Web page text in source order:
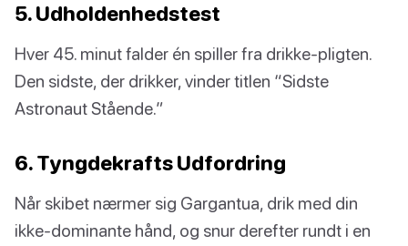
5. Udholdenhedstest
Hver 45. minut falder én spiller fra drikke-pligten.
Den sidste, der drikker, vinder titlen “Sidste
Astronaut Stående.”
6. Tyngdekrafts Udfordring
Når skibet nærmer sig Gargantua, drik med din
ikke-dominante hånd, og snur derefter rundt i en